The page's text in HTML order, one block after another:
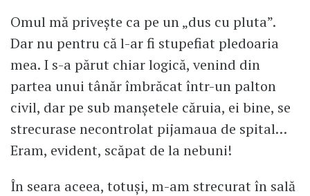
Omul mă privește ca pe un „dus cu pluta”.
Dar nu pentru că l-ar fi stupefiat pledoaria
mea. I s-a părut chiar logică, venind din
partea unui tânăr îmbrăcat într-un palton
civil, dar pe sub manșetele căruia, ei bine, se
strecurase necontrolat pijamaua de spital…
Eram, evident, scăpat de la nebuni!
În seara aceea, totuși, m-am strecurat în sală